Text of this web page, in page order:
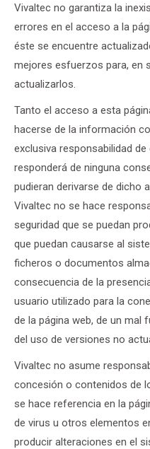
Vivaltec no garantiza la
errores en el acceso a la
éste se encuentre
mejores esfuerzos para, en
actualizarlos.
Tanto el acceso a esta
hacerse de la información
exclusiva responsabilidad
responderá de ninguna
pudieran derivarse de dicho
Vivaltec no se hace
seguridad que se puedan
que puedan causarse al
ficheros o documentos
consecuencia de la
usuario utilizado para la
de la página web, de un mal
del uso de versiones no
Vivaltec no asume
concesión o contenidos de
se hace referencia en la
de virus u otros elementos
producir alteraciones en el